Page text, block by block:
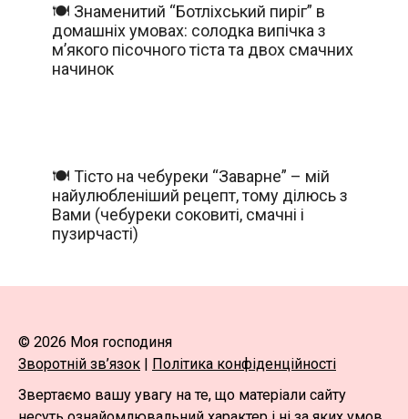
🍽️ Знаменитий “Ботліхський пиріг” в
домашніх умовах: солодка випічка з
м’якого пісочного тіста та двох смачних
начинок
🍽️ Тісто на чебуреки “Заварне” – мій
найулюбленіший рецепт, тому ділюсь з
Вами (чебуреки соковиті, смачні і
пузирчасті)
© 2026 Моя господиня
Зворотній зв’язок
Політика конфіденційності
Звертаємо вашу увагу на те, що матеріали сайту